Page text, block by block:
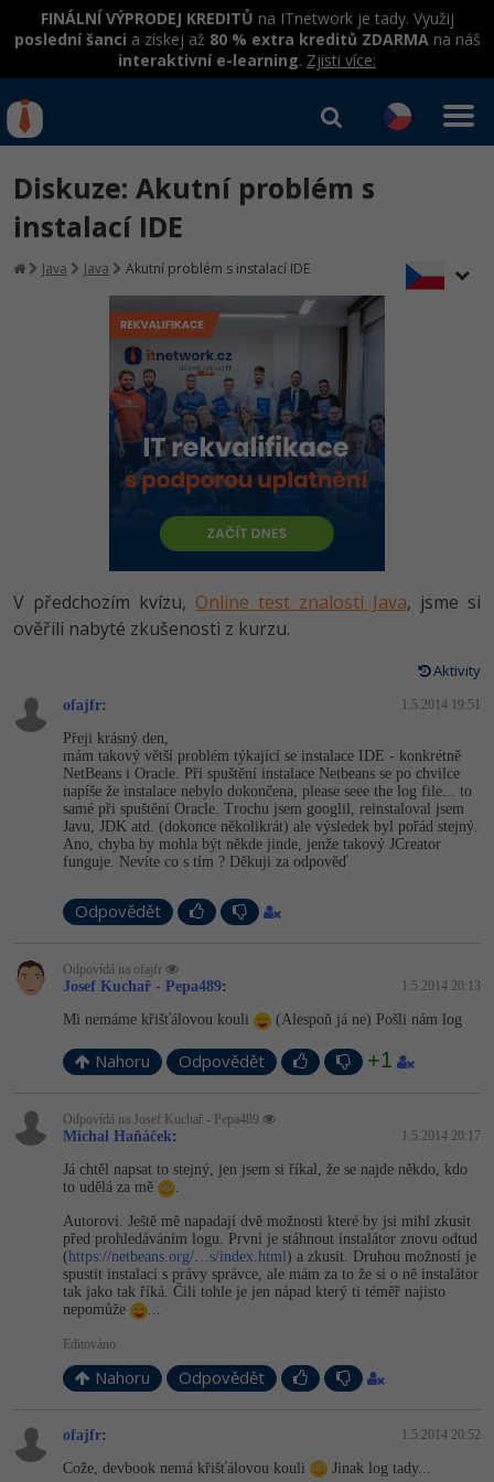
FINÁLNÍ VÝPRODEJ KREDITŮ na ITnetwork je tady. Využij
poslední šanci a získej až 80 % extra kreditů ZDARMAna náš
interaktivní e-learning. Zjisti více:
Rekvalifikace a kurzy
hrazené úřadem práce
Workshopy zdarma
Umělá inteligence v praxi
Datová analýza v praxi
Školení
Základy programování
Objektové programování - OOP
Umělá inteligence
HTML5, CSS3, Bootstrap, SEO
Testování a verzování
React
Spring
ASP.NET MVC
Django
Školení dle technologií
C# .NET
Java
JavaScript
Python
UML a návrhové vzory
MySQL/MariaDB
MS-SQL
SQLite
Kurzy IT profesí
Junior programátor
Programátor WWW aplikací
Senior programátor
Front-end developer
C# Game developer
Systémový administrátor
Grafik / UX/UI návrhář
3D grafik
Projektový manažer
Databázový analytik
Copywriter
WordPress specialista
SEO specialista
Kurzy programování
Jak začít?
Java -80%
C#.NET -80%
-80%
PHP -80%
Kotlin -80%
C -80%
SQL
Návrh SW
Algoritmy -41%
-10%
Pro děti
Více
Fórum
Kurzy e-commerce
Testování softwaru
Datová analýza
Kurzy designu
-80%
Blog
Přihlásit se|Registrovat
Diskuze: Akutní problém s
instalací IDE
Java Java Akutní problém s instalací IDE
V předchozím kvízu, Online test znalostí Java, jsme si
ověřili nabyté zkušenosti z kurzu.
Aktivity
ofajfr: 1.5.2014 19:51
Přeji krásný den,
mám takový větší problém týkající se instalace IDE - konkrétně
NetBeans i Oracle. Při spuštění instalace Netbeans se po chvilce
napíše že instalace nebylo dokončena, please seee the log file... to
samé při spuštění Oracle. Trochu jsem googlil, reinstaloval jsem
Javu, JDK atd. (dokonce několikrát) ale výsledek byl pořád stejný.
Ano, chyba by mohla být někde jinde, jenže takový JCreator
funguje. Nevíte co s tím ? Děkuji za odpověď
Odpovědět
Odpovídá na ofajfr
Josef Kuchař - Pepa489: 1.5.2014 20:13
Mi nemáme křišťálovou kouli (Alespoň já ne) Pošli nám log
Nahoru Odpovědět +1
Odpovídá na Josef Kuchař - Pepa489
Michal Haňáček: 1.5.2014 20:17
Já chtěl napsat to stejný, jen jsem si říkal, že se najde někdo, kdo
to udělá za mě
.
Autorovi. Ještě mě napadají dvě možnosti které by jsi mihl zkusit
před prohledáváním logu. První je stáhnout instalátor znovu odtud
(https://netbeans.org/…s/index.html ) a zkusit. Druhou možností je
spustit instalaci s právy správce, ale mám za to že si o ně instalátor
tak jako tak říká. Čili tohle je jen nápad který ti téměř najisto
nepomůže
Editováno
Nahoru Odpovědět
ofajfr: 1.5.2014 20:52
Cože, devbook nemá křišťálovou kouli Jinak log tady...